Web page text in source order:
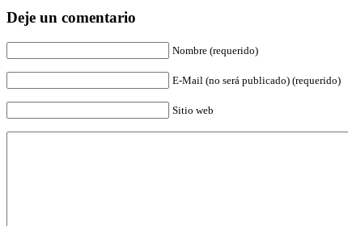
Deje un comentario
Nombre (requerido)
E-Mail (no será publicado) (requerido)
Sitio web